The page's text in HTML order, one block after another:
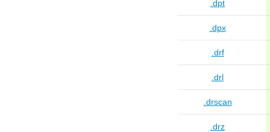
.dpt
.dpx
.drf
.drl
.drscan
.drz